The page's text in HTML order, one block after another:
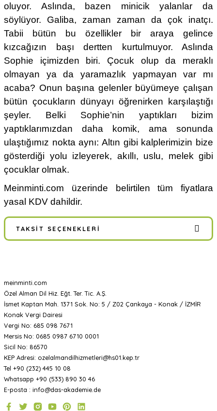
oluyor. Aslında, bazen minicik yalanlar da
söylüyor. Galiba, zaman zaman da çok inatçı.
Tabii bütün bu özellikler bir araya gelince
kızcağızın başı dertten kurtulmuyor. Aslında
Sophie içimizden biri. Çocuk olup da meraklı
olmayan ya da yaramazlık yapmayan var mı
acaba? Onun başına gelenler büyümeye çalışan
bütün çocukların dünyayı öğrenirken karşılaştığı
şeyler. Belki Sophie’nin yaptıkları bizim
yaptıklarımızdan daha komik, ama sonunda
ulaştığımız nokta aynı: Altın gibi kalplerimizin bize
gösterdiği yolu izleyerek, akıllı, uslu, melek gibi
çocuklar olmak.
Meinminti.com üzerinde belirtilen tüm fiyatlara
yasal KDV dahildir.
TAKSIT SEÇENEKLERI
meinminti.com
Özel Alman Dil Hiz. Eğt. Ter. Tic. A.Ş.
İsmet Kaptan Mah. 1371 Sok. No: 5 / Z02 Çankaya - Konak / İZMİR
Konak Vergi Dairesi
Vergi No: 685 098 7671
Mersis No: 0685 0987 6710 0001
Sicil No: 86570
KEP Adresi: ozelalmandilhizmetleri@hs01.kep.tr
Tel +90 (232) 445 10 08
Whatsapp +90 (533) 890 30 46
E-posta : info@das-akademie.de